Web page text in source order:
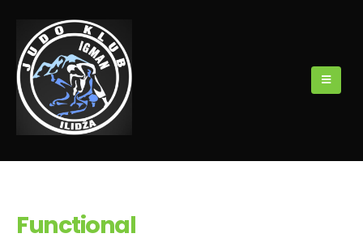
Functional